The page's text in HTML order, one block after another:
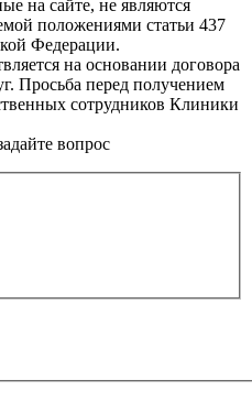
на сайте, не являются
положениями статьи 437
Федерации.
на основании договора
Просьба перед получением
сотрудников Клиники
вопрос